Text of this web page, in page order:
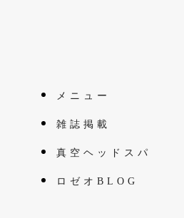
メニュー
雑誌掲載
真空ヘッドスパ
ロゼオBLOG